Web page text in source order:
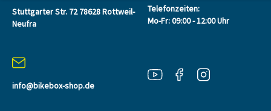
Stuttgarter Str. 72 78628 Rottweil-
Neufra
info@bikebox-shop.de
Telefonzeiten:
Mo-Fr: 09:00 - 12:00 Uhr